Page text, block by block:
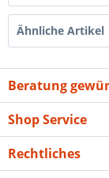
Ähnliche Artikel
Beratung
Shop Service
Rechtliches